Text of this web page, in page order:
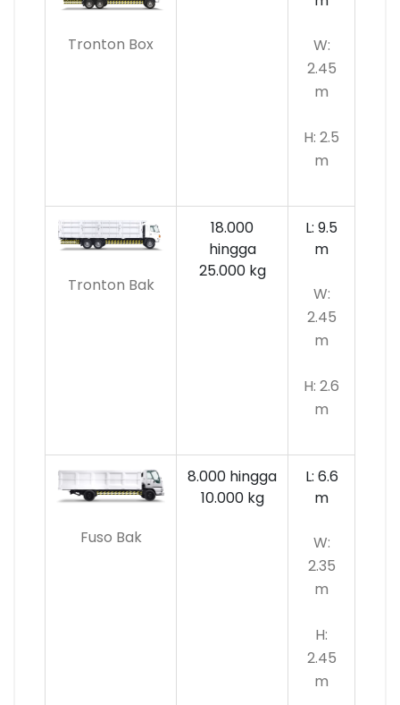
Tronton Box
W:
2.45
m
H: 2.5
m
Tronton Bak
18.000
hingga
25.000 kg
L: 9.5
m
W:
2.45
m
H: 2.6
m
Fuso Bak
8.000 hingga
10.000kg
L: 6.6
m
W:
2.35
m
H:
2.45
m